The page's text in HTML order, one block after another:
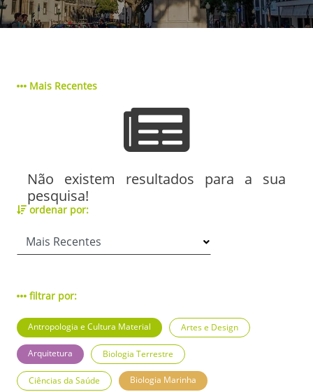
Mais Recentes
Não existem resultados para a sua
pesquisa!
ordenar por:
filtrar por:
Antropologia e Cultura Material Artes e Design
Arquitetura Biologia Terrestre
Ciências da Saúde Biologia Marinha